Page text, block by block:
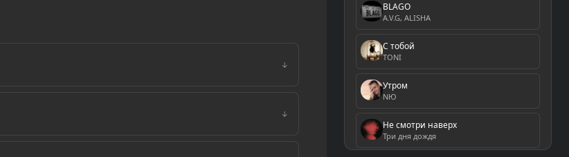
BLAGO
A.V.G, ALISHA
С тобой
TONI
Утром
NЮ
Не смотри наверх
Три дня дождя
↓
↓